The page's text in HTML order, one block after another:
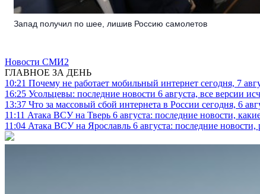
Запад получил по шее, лишив Россию самолетов
Новости СМИ2
ГЛАВНОЕ ЗА ДЕНЬ
10:21 Почему не работает мобильный интернет сегодня, 7
16:25 Усольцевы: последние новости 6 августа, все версии
13:37 Что за массовый сбой интернета в России сегодня, 6
11:11 Атака ВСУ на Тверь 6 августа: последние новости,
11:04 Атака ВСУ на Ярославль 6 августа: последние